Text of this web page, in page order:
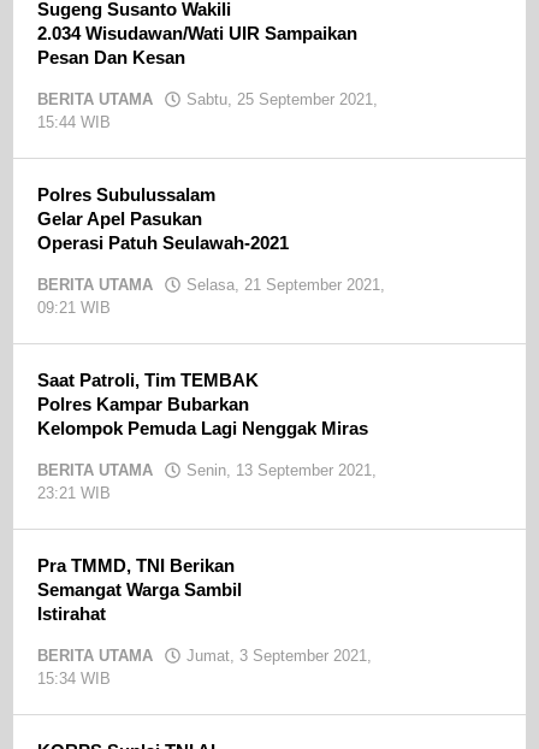
Sugeng Susanto Wakili
2.034 Wisudawan/Wati UIR Sampaikan
Pesan Dan Kesan
BERITA UTAMA
Sabtu, 25 September 2021,
15:44 WIB
Polres Subulussalam
Gelar Apel Pasukan
Operasi Patuh Seulawah-2021
BERITA UTAMA
Selasa, 21 September 2021,
09:21 WIB
Saat Patroli, Tim TEMBAK
Polres Kampar Bubarkan
Kelompok Pemuda Lagi Nenggak Miras
BERITA UTAMA
Senin, 13 September 2021,
23:21 WIB
Pra TMMD, TNI Berikan
Semangat Warga Sambil
Istirahat
BERITA UTAMA
Jumat, 3 September 2021,
15:34 WIB